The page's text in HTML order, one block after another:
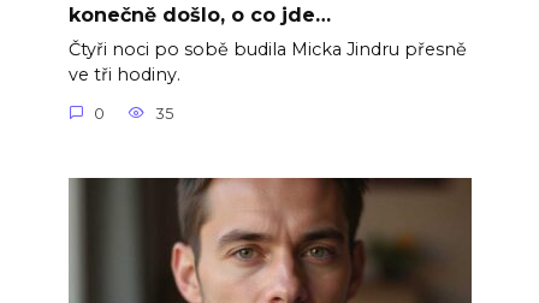
konečně došlo, o co jde…
Čtyři noci po sobě budila Micka Jindru přesně
ve tři hodiny.
0 35